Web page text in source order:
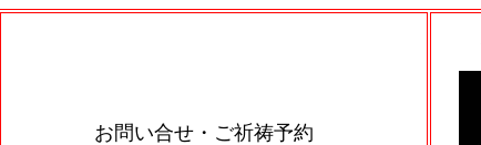
お問い合せ・ご祈祷予約